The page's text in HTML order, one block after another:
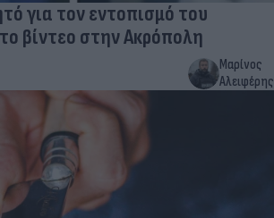
για τον εντοπισμό του
βίντεο στην Ακρόπολη
Μαρίνος
Αλειφέρης